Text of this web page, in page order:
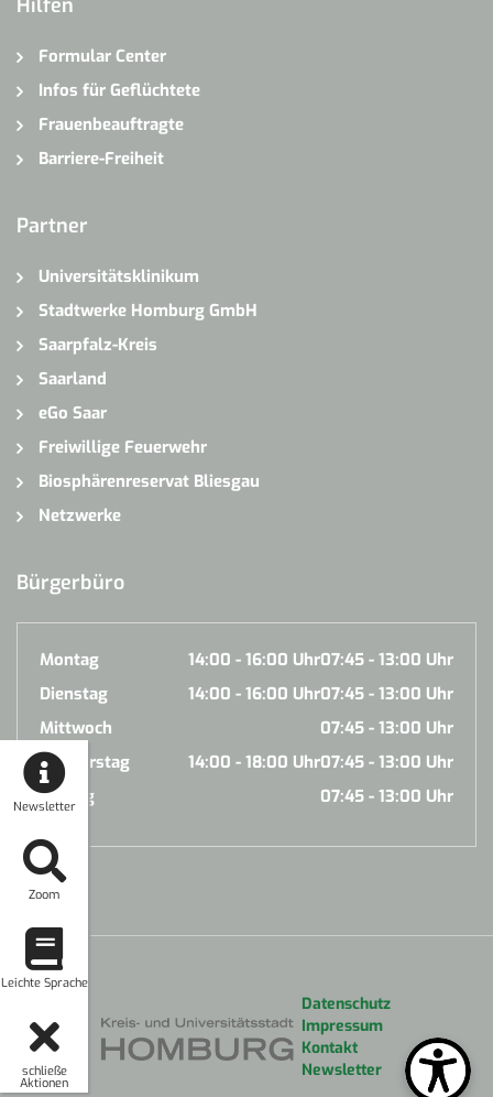
Newsletter
Zoom
Leichte Sprache
schließe
Aktionen
Formular Center
Infos für Geflüchtete
Frauenbeauftragte
Barriere-Freiheit
Partner
Universitätsklinikum
Stadtwerke Homburg GmbH
Saarpfalz-Kreis
Saarland
eGo Saar
Freiwillige Feuerwehr
Biosphärenreservat Bliesgau
Netzwerke
Bürgerbüro
Montag 07:45 - 13:00 Uhr
14:00 - 16:00 Uhr
Dienstag
07:45 - 13:00 Uhr
14:00 - 16:00 Uhr
Mittwoch
07:45 - 13:00 Uhr
Donnerstag
07:45 - 13:00 Uhr
14:00 - 18:00 Uhr
Freitag
07:45 - 13:00 Uhr
Datenschutz
Impressum
Kontakt
Newsletter